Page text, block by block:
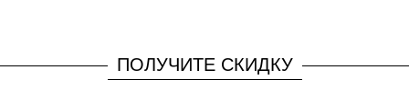
ПОЛУЧИТЕ СКИДКУ